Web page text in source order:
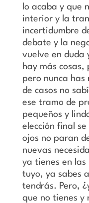
lo acaba y que
interior y la
incertidumbre
debate y la
vuelve en duda
hay más cosas,
pero nunca has
de casos no
ese tramo de
pequeños y
elección final
ojos no paran
nuevas
ya tienes en las
tuyo, ya sabes
tendrás. Pero,
que no tienes y